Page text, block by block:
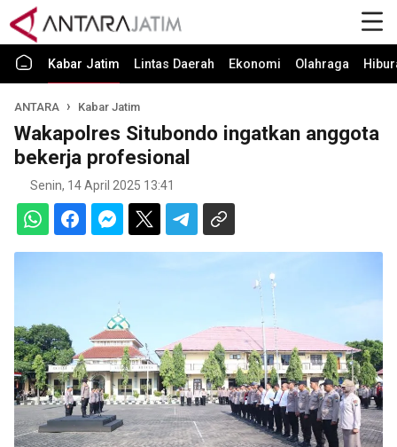
Kabar Jatim Lintas Daerah Ekonomi Olahraga
ANTARA Kabar Jatim
Wakapolres Situbondo ingatkan anggota
bekerja profesional
Senin, 14 April 2025 13:41